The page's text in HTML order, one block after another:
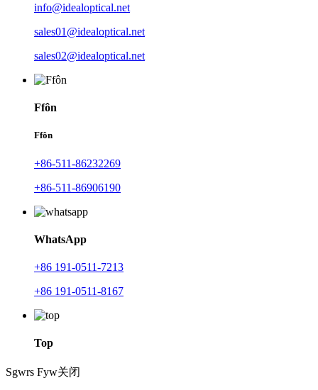
info@idealoptical.net
sales01@idealoptical.net
sales02@idealoptical.net
Ffôn
Ffôn
+86-511-86232269
+86-511-86906190
WhatsApp
+86 191-0511-7213
+86 191-0511-8167
Top
Sgwrs Fyw关闭